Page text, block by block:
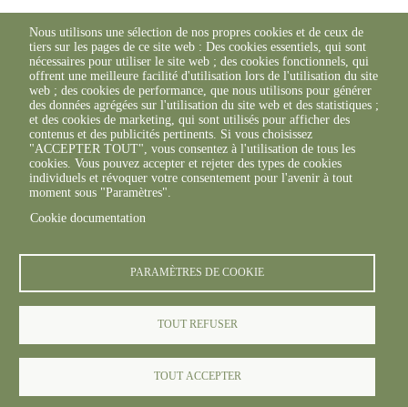
Nous utilisons une sélection de nos propres cookies et de ceux de
tiers sur les pages de ce site web : Des cookies essentiels, qui sont
nécessaires pour utiliser le site web ; des cookies fonctionnels, qui
offrent une meilleure facilité d'utilisation lors de l'utilisation du site
web ; des cookies de performance, que nous utilisons pour générer
des données agrégées sur l'utilisation du site web et des statistiques ;
et des cookies de marketing, qui sont utilisés pour afficher des
contenus et des publicités pertinents. Si vous choisissez
"ACCEPTER TOUT", vous consentez à l'utilisation de tous les
cookies. Vous pouvez accepter et rejeter des types de cookies
individuels et révoquer votre consentement pour l'avenir à tout
moment sous "Paramètres".
Cookie documentation
PARAMÈTRES DE COOKIE
TOUT REFUSER
TOUT ACCEPTER